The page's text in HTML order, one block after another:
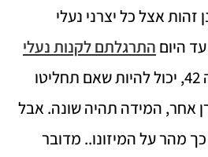
זהות אצל כל יצרני נעלי
היום התרגלתם לקנות נעלי
במידה 42, יכול להיות שאם תחליטו
אחר, המידה תהיה שונה. אבל
כך מהר על המיזונו.. מדובר